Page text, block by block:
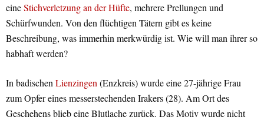
eineStichverletzung an der Hüfte, mehrere Prellungen und
Schürfwunden. Von den flüchtigen Tätern gibt es keine
Beschreibung, was immerhin merkwürdig ist. Wie will man ihrer so
habhaft werden?
In badischen Lienzingen (Enzkreis) wurde eine 27-jährige Frau
zum Opfer eines messerstechenden Irakers (28). Am Ort des
Geschehens blieb eine Blutlache zurück. Das Motiv wurde nicht